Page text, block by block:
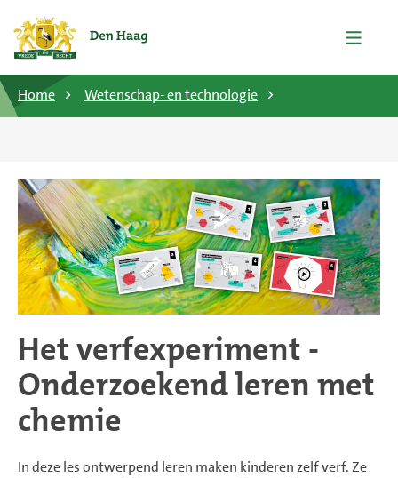
Home Wetenschap- en technologie
Het verfexperiment -
Onderzoekend leren met
chemie
In deze les ontwerpend leren maken kinderen zelf verf. Ze